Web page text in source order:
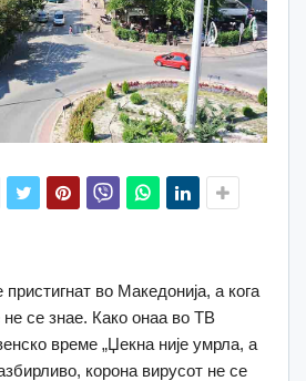
во Македонија, а кога
не се знае. Како онаа во ТВ
време „Џекна није умрла, а
корона вирусот не се